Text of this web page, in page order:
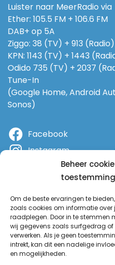
Beheer cookie
toestemming
Om de beste ervaringen te
zoals cookies om informatie
raadplegen. Door in te stemmen
wij gegevens zoals surfgedrag of
verwerken. Als je geen
intrekt, kan dit een nadelige
en mogelijkheden.
Luister naar MeerRadio via
Ether: 105.5 FM + 106.6 FM
DAB+ op 5A
Ziggo: 38 (TV) + 913 (Radio)
KPN: 1143 (TV) + 1443
Odido 735 (TV) + 2037
Tune-In
(Google Home, Android
Sonos)
Facebook
Instagram
YouTube